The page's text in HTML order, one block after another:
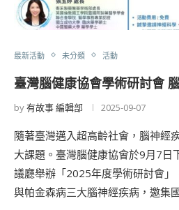
最新活動 未分類 活動
臺灣腦健康協會學術研討會
by有故事 編輯部 2025-09-07
隨著臺灣邁入超高齡社會，腦神經
大課題。臺灣腦健康協會於9月7日
議廳舉辦「2025年度學術研討會
與帕金森病三大腦神經疾病，邀集